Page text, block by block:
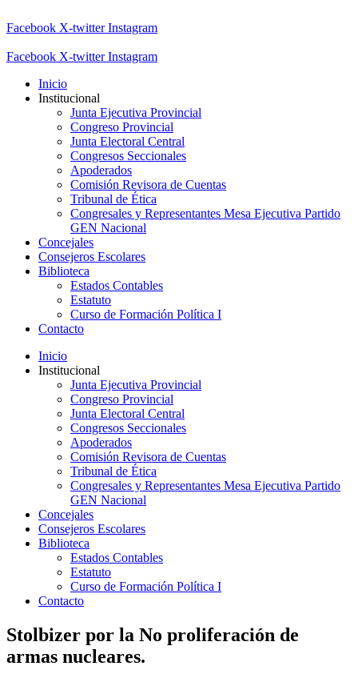
Facebook X-twitter Instagram
Facebook X-twitter Instagram
Inicio
Institucional
Junta Ejecutiva Provincial
Congreso Provincial
Junta Electoral Central
Congresos Seccionales
Apoderados
Comisión Revisora de Cuentas
Tribunal de Ética
Congresales y Representantes Mesa Ejecutiva Partido
GEN Nacional
Concejales
Consejeros Escolares
Biblioteca
Estados Contables
Estatuto
Curso de Formación Política I
Contacto
Inicio
Institucional
Junta Ejecutiva Provincial
Congreso Provincial
Junta Electoral Central
Congresos Seccionales
Apoderados
Comisión Revisora de Cuentas
Tribunal de Ética
Congresales y Representantes Mesa Ejecutiva Partido
GEN Nacional
Concejales
Consejeros Escolares
Biblioteca
Estados Contables
Estatuto
Curso de Formación Política I
Contacto
Stolbizer por la No proliferación de
armas nucleares.